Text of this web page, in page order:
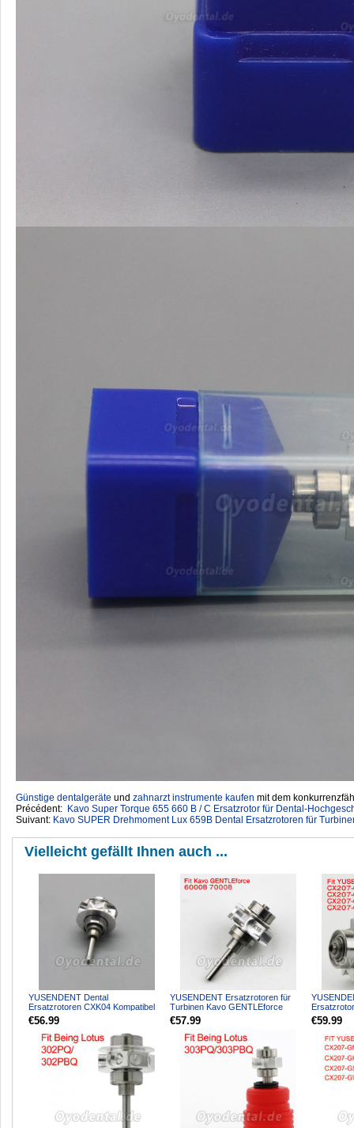
Günstige dentalgeräte ‎ und zahnarzt instrumente kaufen mit dem
Précédent: Kavo Super Torque 655 660 B / C Ersatzrotor für Dental-
Suivant: Kavo SUPER Drehmoment Lux 659B Dental Ersatzrotoren für
Vielleicht gefällt Ihnen auch ...
YUSENDENT Dental
Ersatzrotoren CXK04 Kompatibel
mit KAVO 8000
€56.99
YUSENDENT Ersatzrotoren für
Turbinen Kavo GENTLEforce
6000B 7000B K16 Kompatibel
€57.99
Glasfaser
Handstück
€59.99